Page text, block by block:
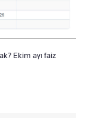
Ekim ayı faiz